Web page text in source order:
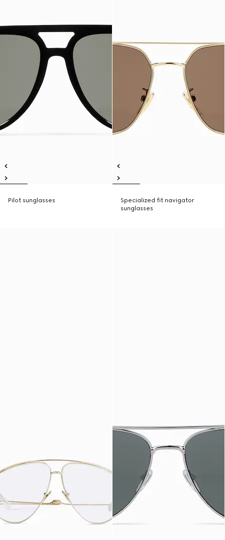
Pilot sunglasses
Specialized fit navigator
sunglasses